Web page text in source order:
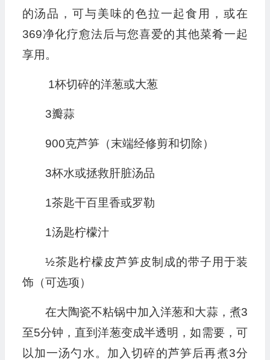
的汤品，可与美味的色拉一起食用，或在
369净化疗愈法后与您喜爱的其他菜肴一起
享用。
1杯切碎的洋葱或大葱
3瓣蒜
900克芦笋（末端经修剪和切除）
3杯水或拯救肝脏汤品
1茶匙干百里香或罗勒
1汤匙柠檬汁
½茶匙柠檬皮芦笋皮制成的带子用于装
饰（可选项）
在大陶瓷不粘锅中加入洋葱和大蒜，煮3
至5分钟，直到洋葱变成半透明，如需要，可
以加一汤勺水。加入切碎的芦笋后再煮3分